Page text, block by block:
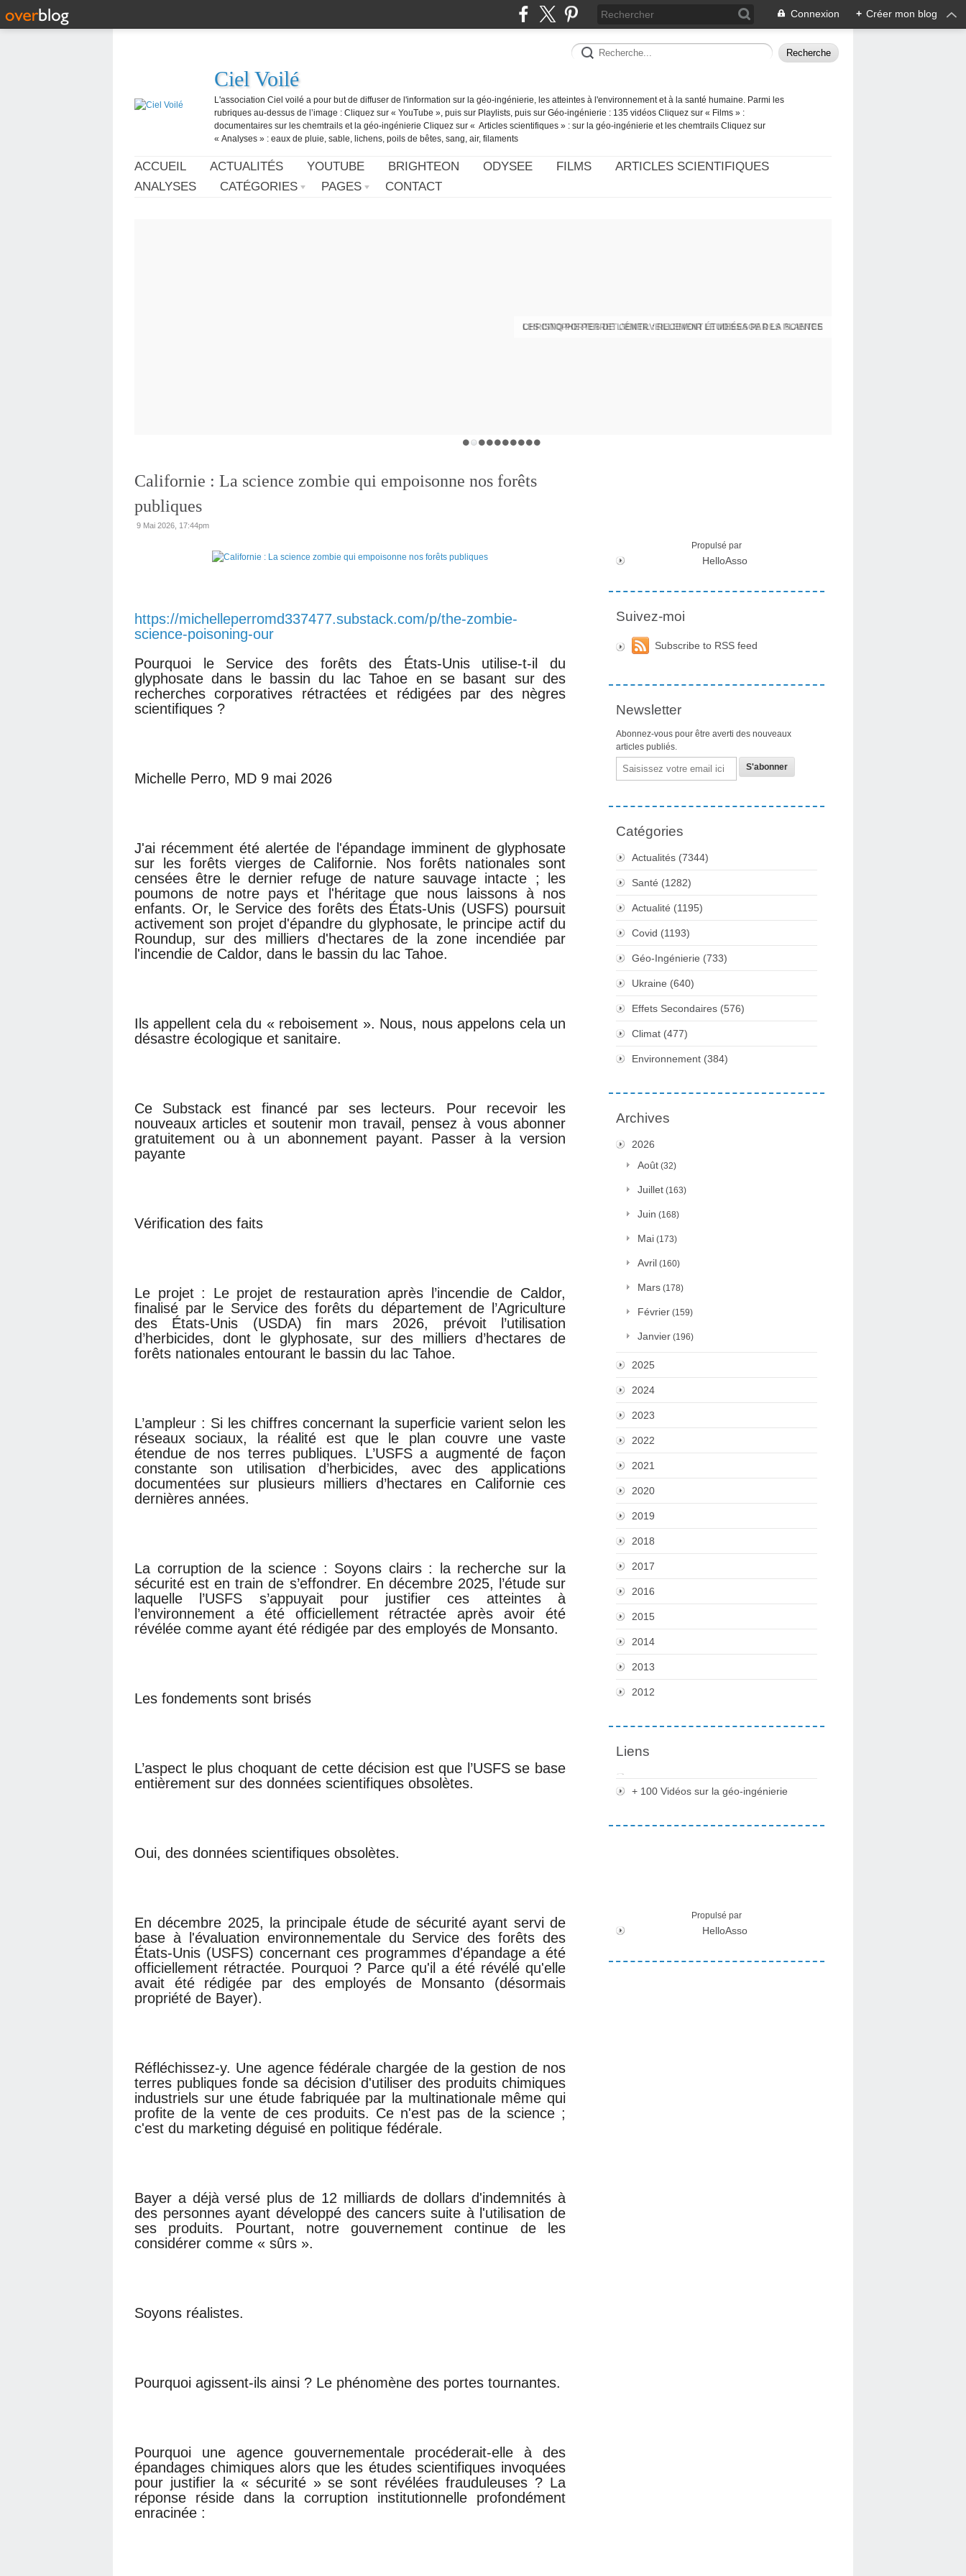
Connexion + Créer mon blog
Ciel Voilé
L'association Ciel voilé a pour but de diffuser de l'information sur la géo-ingénierie, les atteintes à l'environnement et à la santé humaine. Parmi les
rubriques au-dessus de l’image : Cliquez sur « YouTube », puis sur Playlists, puis sur Géo-ingénierie : 135 vidéos Cliquez sur « Films » :
documentaires sur les chemtrails et la géo-ingénierie Cliquez sur « Articles scientifiques » : sur la géo-ingénierie et les chemtrails Cliquez sur
« Analyses » : eaux de pluie, sable, lichens, poils de bêtes, sang, air, filaments
ACCUEIL ACTUALITÉS YOUTUBE BRIGHTEON ODYSEE FILMS
ARTICLES SCIENTIFIQUES
ANALYSES
CATÉGORIES PAGES CONTACT
CHRISTOPHE PERRET GENTIL : RECEVOIR LE MESSAGE DES PLANTES
Californie : La science zombie qui empoisonne nos forêts
publiques
9 Mai 2026, 17:44pm
https://michelleperromd337477.substack.com/p/the-zombie-
science-poisoning-our
Pourquoi le Service des forêts des États-Unis utilise-t-il du
glyphosate dans le bassin du lac Tahoe en se basant sur des
recherches corporatives rétractées et rédigées par des nègres
scientifiques ?
Michelle Perro, MD 9 mai 2026
J'ai récemment été alertée de l'épandage imminent de glyphosate
sur les forêts vierges de Californie. Nos forêts nationales sont
censées être le dernier refuge de nature sauvage intacte ; les
poumons de notre pays et l'héritage que nous laissons à nos
enfants. Or, le Service des forêts des États-Unis (USFS) poursuit
activement son projet d'épandre du glyphosate, le principe actif du
Roundup, sur des milliers d'hectares de la zone incendiée par
l'incendie de Caldor, dans le bassin du lac Tahoe.
Ils appellent cela du « reboisement ». Nous, nous appelons cela un
désastre écologique et sanitaire.
Ce Substack est financé par ses lecteurs. Pour recevoir les
nouveaux articles et soutenir mon travail, pensez à vous abonner
gratuitement ou à un abonnement payant. Passer à la version
payante
Vérification des faits
Le projet : Le projet de restauration après l’incendie de Caldor,
finalisé par le Service des forêts du département de l’Agriculture
des États-Unis (USDA) fin mars 2026, prévoit l’utilisation
d’herbicides, dont le glyphosate, sur des milliers d’hectares de
forêts nationales entourant le bassin du lac Tahoe.
L’ampleur : Si les chiffres concernant la superficie varient selon les
réseaux sociaux, la réalité est que le plan couvre une vaste
étendue de nos terres publiques. L’USFS a augmenté de façon
constante son utilisation d’herbicides, avec des applications
documentées sur plusieurs milliers d’hectares en Californie ces
dernières années.
La corruption de la science : Soyons clairs : la recherche sur la
sécurité est en train de s’effondrer. En décembre 2025, l’étude sur
laquelle l’USFS s’appuyait pour justifier ces atteintes à
l’environnement a été officiellement rétractée après avoir été
révélée comme ayant été rédigée par des employés de Monsanto.
Les fondements sont brisés
L’aspect le plus choquant de cette décision est que l’USFS se base
entièrement sur des données scientifiques obsolètes.
Oui, des données scientifiques obsolètes.
En décembre 2025, la principale étude de sécurité ayant servi de
base à l'évaluation environnementale du Service des forêts des
États-Unis (USFS) concernant ces programmes d'épandage a été
officiellement rétractée. Pourquoi ? Parce qu'il a été révélé qu'elle
avait été rédigée par des employés de Monsanto (désormais
propriété de Bayer).
Réfléchissez-y. Une agence fédérale chargée de la gestion de nos
terres publiques fonde sa décision d'utiliser des produits chimiques
industriels sur une étude fabriquée par la multinationale même qui
profite de la vente de ces produits. Ce n'est pas de la science ;
c'est du marketing déguisé en politique fédérale.
Bayer a déjà versé plus de 12 milliards de dollars d'indemnités à
des personnes ayant développé des cancers suite à l'utilisation de
ses produits. Pourtant, notre gouvernement continue de les
considérer comme « sûrs ».
Soyons réalistes.
Pourquoi agissent-ils ainsi ? Le phénomène des portes tournantes.
Pourquoi une agence gouvernementale procéderait-elle à des
épandages chimiques alors que les études scientifiques invoquées
pour justifier la « sécurité » se sont révélées frauduleuses ? La
réponse réside dans la corruption institutionnelle profondément
enracinée :
Propulsé par
HelloAsso
Suivez-moi
Subscribe to RSS feed
Newsletter
Abonnez-vous pour être averti des nouveaux
articles publiés.
Email
Catégories
Actualités (7344)
Santé (1282)
Actualité (1195)
Covid (1193)
Géo-Ingénierie (733)
Ukraine (640)
Effets Secondaires (576)
Climat (477)
Environnement (384)
Archives
2026
Août (32)
Juillet (163)
Juin (168)
Mai (173)
Avril (160)
Mars (178)
Février (159)
Janvier (196)
2025
2024
2023
2022
2021
2020
2019
2018
2017
2016
2015
2014
2013
2012
Liens
+ 100 Vidéos sur la géo-ingénierie
Propulsé par
HelloAsso